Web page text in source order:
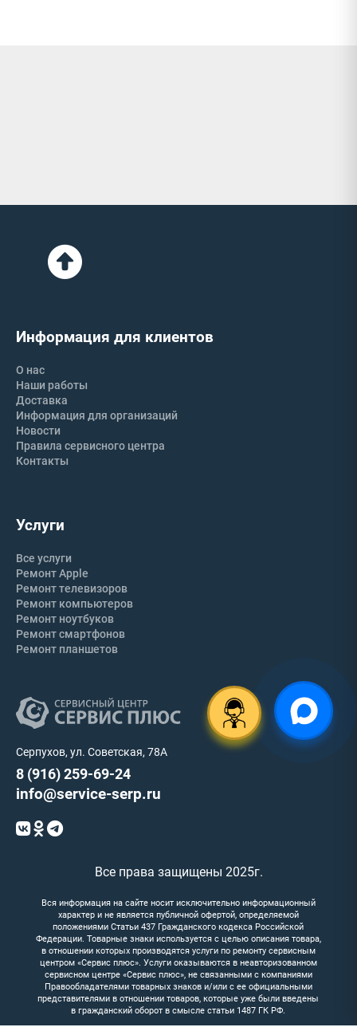
8 (916) 259-69-24
info@service-serp.ru
Ремонт Apple
Ремонт телевизоров
Ремонт компьютеров
Ремонт ноутбуков
Ремонт смартфонов
Ремонт планшетов
Наши работы
Доставка
Информация для организаций
Новости
Правила сервисного центра
Контакты
характер и не является публичной офертой, определяемой
положениями Статьи 437 Гражданского кодекса Российской
Федерации. Товарные знаки используется с целью описания товара,
в отношении которых производятся услуги по ремонту сервисным
центром «Сервис плюс». Услуги оказываются в неавторизованном
сервисном центре «Сервис плюс», не связанными с компаниями
Правообладателями товарных знаков и/или с ее официальными
представителями в отношении товаров, которые уже были введены
в гражданский оборот в смысле статьи 1487 ГК РФ.